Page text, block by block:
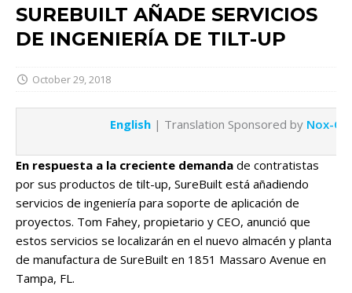
SUREBUILT AÑADE SERVICIOS
DE INGENIERÍA DE TILT-UP
October 29, 2018
English| Translation Sponsored by Nox-
En respuesta a la creciente demanda de contratistas
por sus productos de tilt-up, SureBuilt está añadiendo
servicios de ingeniería para soporte de aplicación de
proyectos. Tom Fahey, propietario y CEO, anunció que
estos servicios se localizarán en el nuevo almacén y planta
de manufactura de SureBuilt en 1851 Massaro Avenue en
Tampa, FL.